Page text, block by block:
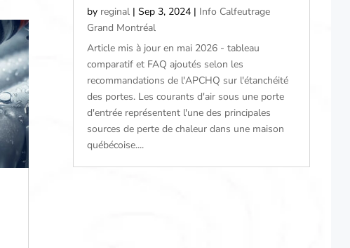
by reginal| Sep 3, 2024| Info Calfeutrage
Grand Montréal
Article mis à jour en mai 2026 - tableau
comparatif et FAQ ajoutés selon les
recommandations de l'APCHQ sur l'étanchéité
des portes. Les courants d'air sous une porte
d'entrée représentent l'une des principales
sources de perte de chaleur dans une maison
québécoise....